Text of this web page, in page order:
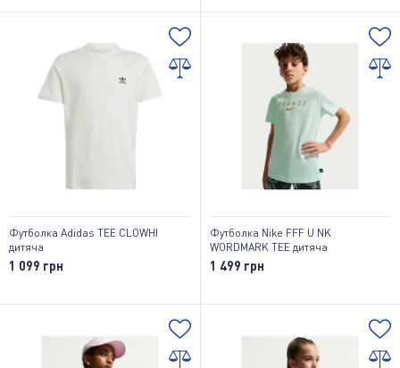
Футболка Adidas TEE CLOWHI
дитяча
1 099 грн
Футболка Nike FFF U NK
WORDMARK TEE дитяча
1 499 грн